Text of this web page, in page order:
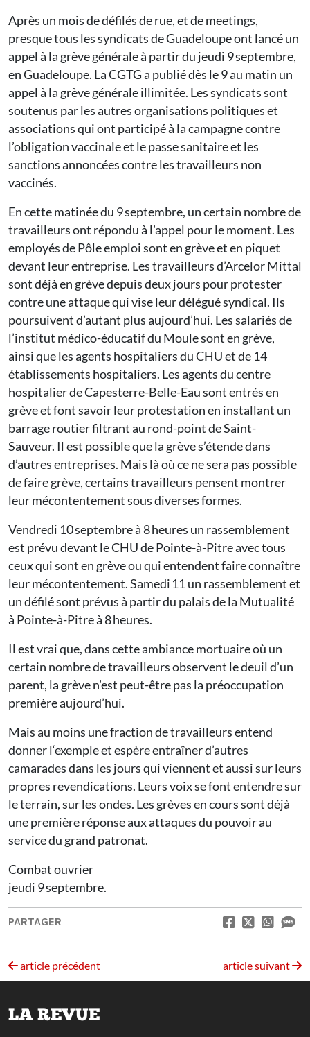
Après un mois de défilés de rue, et de meetings,
presque tous les syndicats de Guadeloupe ont lancé un
appel à la grève générale à partir du jeudi 9 septembre,
en Guadeloupe. La CGTG a publié dès le 9 au matin un
appel à la grève générale illimitée. Les syndicats sont
soutenus par les autres organisations politiques et
associations qui ont participé à la campagne contre
l’obligation vaccinale et le passe sanitaire et les
sanctions annoncées contre les travailleurs non
vaccinés.
En cette matinée du 9 septembre, un certain nombre de
travailleurs ont répondu à l’appel pour le moment. Les
employés de Pôle emploi sont en grève et en piquet
devant leur entreprise. Les travailleurs d’Arcelor Mittal
sont déjà en grève depuis deux jours pour protester
contre une attaque qui vise leur délégué syndical. Ils
poursuivent d’autant plus aujourd’hui. Les salariés de
l’institut médico-éducatif du Moule sont en grève,
ainsi que les agents hospitaliers du CHU et de 14
établissements hospitaliers. Les agents du centre
hospitalier de Capesterre-Belle-Eau sont entrés en
grève et font savoir leur protestation en installant un
barrage routier filtrant au rond-point de Saint-
Sauveur. Il est possible que la grève s’étende dans
d’autres entreprises. Mais là où ce ne sera pas possible
de faire grève, certains travailleurs pensent montrer
leur mécontentement sous diverses formes.
Vendredi 10 septembre à 8 heures un rassemblement
est prévu devant le CHU de Pointe-à-Pitre avec tous
ceux qui sont en grève ou qui entendent faire connaître
leur mécontentement. Samedi 11 un rassemblement et
un défilé sont prévus à partir du palais de la Mutualité
à Pointe-à-Pitre à 8 heures.
Il est vrai que, dans cette ambiance mortuaire où un
certain nombre de travailleurs observent le deuil d’un
parent, la grève n’est peut-être pas la préoccupation
première aujourd’hui.
Mais au moins une fraction de travailleurs entend
donner l‘exemple et espère entraîner d’autres
camarades dans les jours qui viennent et aussi sur leurs
propres revendications. Leurs voix se font entendre sur
le terrain, sur les ondes. Les grèves en cours sont déjà
une première réponse aux attaques du pouvoir au
service du grand patronat.
Combat ouvrier
jeudi 9 septembre.
PARTAGER
article précédent article suivant
LA REVUE